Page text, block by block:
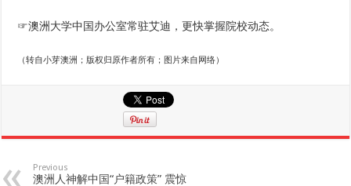
☞澳洲大学中国办公室常驻艾迪，更快掌握院校动态。
（转自小芽澳洲；版权归原作者所有；图片来自网络）
Previous
澳洲人神解中国“户籍政策” 震惊